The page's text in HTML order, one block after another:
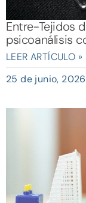
Entre-Tejidos
psicoanálisis
LEER ARTÍCULO »
25 de junio, 2026